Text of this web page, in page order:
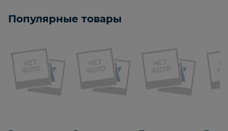
Популярные товары